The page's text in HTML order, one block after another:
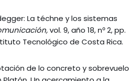
La téchne y los sistemas
vol. 9, año 18, nº 2, pp.
Tecnológico de Costa Rica.
de lo concreto y sobrevuelo